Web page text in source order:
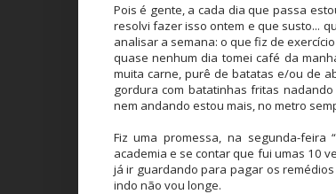
Pois é gente, a cada dia que passa
resolvi fazer isso ontem e que susto...
analisar a semana: o que fiz de
quase nenhum dia tomei café da
muita carne, purê de batatas e/ou de
gordura com batatinhas fritas
nem andando estou mais, no metro
Fiz uma promessa, na segunda-
academia e se contar que fui umas 10
já ir guardando para pagar os
indo não vou longe.